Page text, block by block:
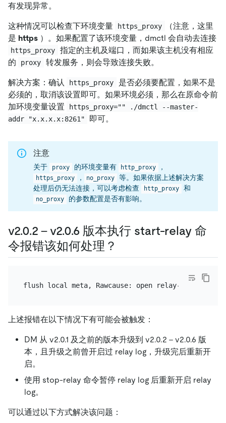
有发现异常。
这种情况可以检查下环境变量 https_proxy
（注意，这里
是 https ）。如果配置了该环境变量，dmctl 会自动去连接
https_proxy
指定的主机及端口，而如果该主机没有相应
的
proxy 转发服务，则会导致连接失败。
解决方案：确认 https_proxy
是否必须要配置，如果不是
必须的，取消该设置即可。如果环境必须，那么在原命令前
加环境变量设置
https_proxy="" ./dmctl --master-
addr "x.x.x.x:8261"
即可。
注意
关于 proxy 的环境变量有 http_proxy ，
https_proxy ， no_proxy
等。如果依据上述解决方案
处理后仍无法连接，可以考虑检查
http_proxy 和
no_proxy 的参数配置是否有影响。
v2.0.2 - v2.0.6 版本执行 start-relay 命
令报错该如何处理？
上述报错在以下情况下有可能会被触发：
DM 从 v2.0.1 及之前的版本升级到 v2.0.2 - v2.0.6 版
本，且升级之前曾开启过 relay log，升级完后重新开
启。
使用 stop-relay 命令暂停 relay log 后重新开启 relay
log。
可以通过以下方式解决该问题：